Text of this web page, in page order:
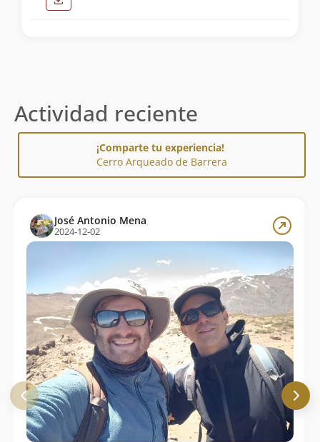
Actividad reciente
¡Comparte tu experiencia!
Cerro Arqueado de Barrera
José Antonio Mena
2024-12-02